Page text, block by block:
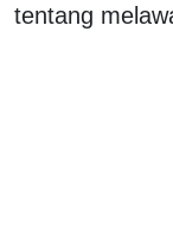
tentang